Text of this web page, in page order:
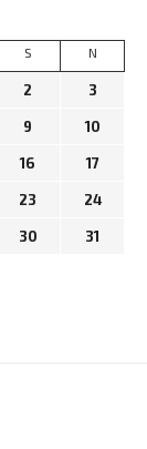
S N
2 3
9 10
16 17
23 24
30 31